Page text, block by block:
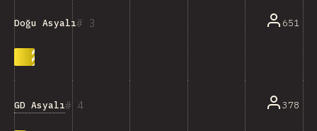
3
Doğu Asyalı 651
4
GD Asyalı 378